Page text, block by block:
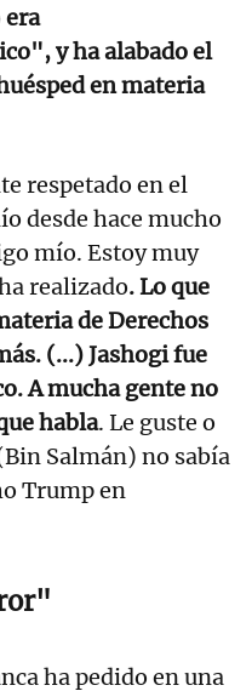
era
y ha alabado el
en materia
respetado en el
desde hace mucho
mío. Estoy muy
realizado. Lo que
de Derechos
(...) Jashogi fue
A mucha gente no
habla. Le guste o
Salmán) no sabía
Trump en
ha pedido en una